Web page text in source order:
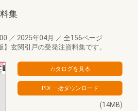
集
／ 2025年04月 ／ 全156ページ
】玄関引戸の受発注資料集です。
(14MB)